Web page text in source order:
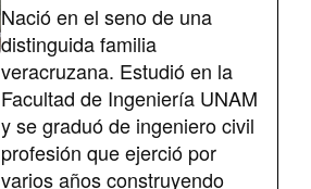
Nació en el seno de una
distinguida familia
veracruzana. Estudió en la
Facultad de Ingeniería UNAM
y se graduó de ingeniero civil
profesión que ejerció por
varios años construyendo